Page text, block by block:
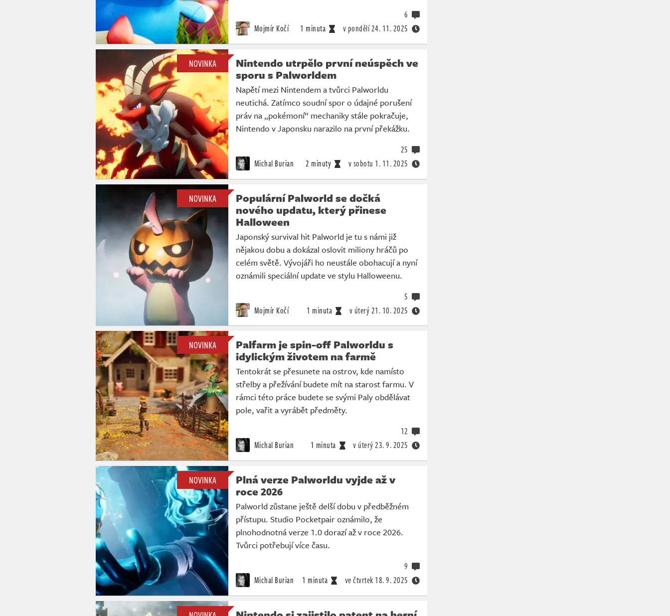
Mojmír Kočí 1 minuta v pondělí24. 11. 2025
6
NOVINKA
Nintendo utrpělo první neúspěch ve
sporu s Palworldem
Napětí mezi Nintendem a tvůrci Palworldu
neutichá. Zatímco soudní spor o údajné porušení
práv na „pokémoní“ mechaniky stále pokračuje,
Nintendo v Japonsku narazilo na první překážku.
Michal Burian 2 minuty v sobotu 1. 11. 2025
25
NOVINKA
Populární Palworld se dočká
nového updatu, který přinese
Halloween
Japonský survival hit Palworld je tu s námi již
nějakou dobu a dokázal oslovit miliony hráčů po
celém světě. Vývojáři ho neustále obohacují a nyní
oznámili speciální update ve stylu Halloweenu.
Mojmír Kočí 1 minuta v úterý21. 10. 2025
5
NOVINKA
Palfarm je spin-off Palworldu s
idylickým životem na farmě
Tentokrát se přesunete na ostrov, kde namísto
střelby a přežívání budete mít na starost farmu. V
rámci této práce budete se svými Paly obdělávat
pole, vařit a vyrábět předměty.
Michal Burian 1 minuta v úterý23. 9. 2025
12
NOVINKA
Plná verze Palworldu vyjde až v
roce 2026
Palworld zůstane ještě delší dobu v předběžném
přístupu. Studio Pocketpair oznámilo, že
plnohodnotná verze 1.0 dorazí až v roce 2026.
Tvůrci potřebují více času.
Michal Burian 1 minuta ve čtvrtek 18. 9. 2025
9